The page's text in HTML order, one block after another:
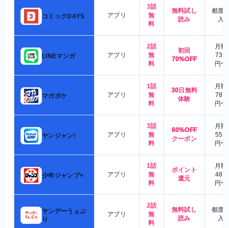
コミックDAYS アプリ
3話
無
料
無料試し
読み
都度
入
LINEマンガ アプリ
2話
無
料
初回
70%OFF
月額
730
円〜
マガポケ アプリ
1話
無
料
30日無料
体験
月額
780
円〜
ヤンジャン! アプリ
3話
無
料
60%OFF
クーポン
月額
550
円〜
少年ジャンプ+ アプリ
1話
無
料
ポイント
還元
月額
480
円〜
サンデーうぇぶ
り
アプリ
2話
無
料
無料試し
読み
都度
入